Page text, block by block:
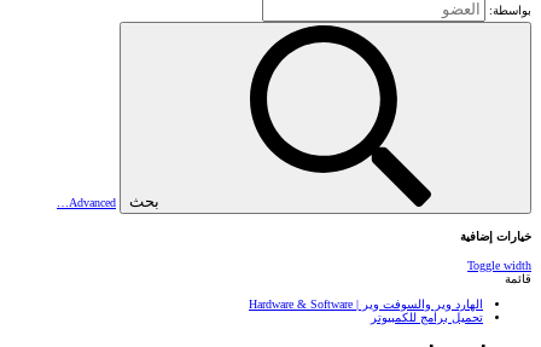
بواسطة:
بحث Advanced…
خيارات إضافية
Toggle width
قائمة
الهارد وير والسوفت وير | Hardware & Software
تحميل برامج للكمبيوتر